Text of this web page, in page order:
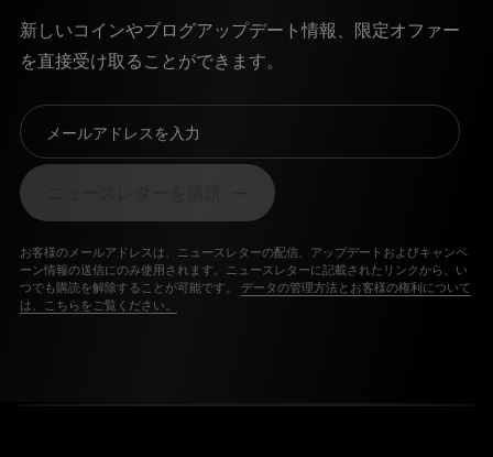
新しいコインやブログアップデート情報、限定オファー
を直接受け取ることができます。
メールアドレスを入力
お客様のメールアドレスは、ニュースレターの配信、アップデートおよびキャンペ
ーン情報の送信にのみ使用されます。ニュースレターに記載されたリンクから、い
つでも購読を解除することが可能です。 データの管理方法とお客様の権利について
は、こちらをご覧ください。